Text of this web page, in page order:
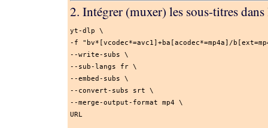
2. Intégrer (muxer) les sous-titres
yt-dlp \
-f
"bv*[vcodec*=avc1]+ba[acodec*=mp4a]/
--write-subs \
--sub-langs fr \
--embed-subs \
--convert-subs srt \
--merge-output-format mp4 \
URL